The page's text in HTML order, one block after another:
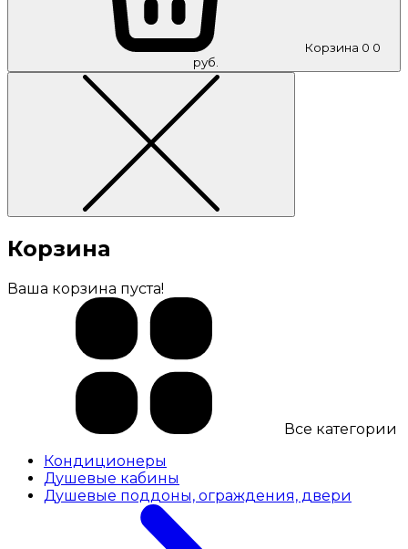
Корзина 0 0
руб.
Корзина
Ваша корзина пуста!
Все категории
Кондиционеры
Душевые кабины
Душевые поддоны, ограждения, двери